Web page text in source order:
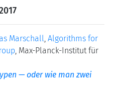
Marschall Algorithms for
, Max-Planck-Institut für
— oder wie man zwei